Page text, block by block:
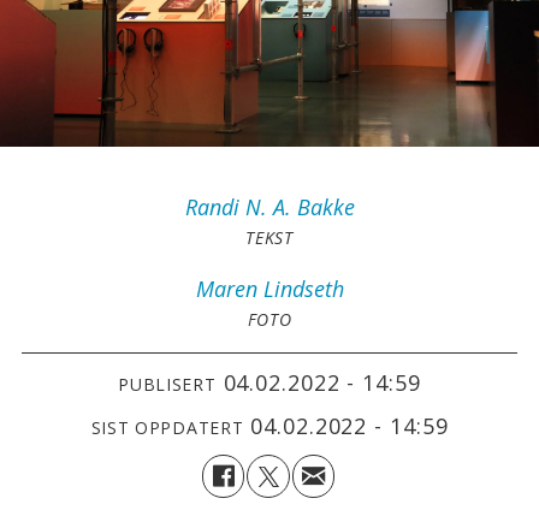
Randi N. A. Bakke
TEKST
Maren Lindseth
FOTO
PUBLISERT 04.02.2022 - 14:59
SIST OPPDATERT 04.02.2022 - 14:59